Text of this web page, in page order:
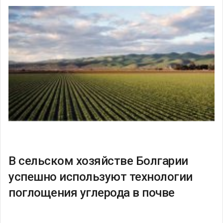
В сельском хозяйстве Болгарии
успешно используют технологии
поглощения углерода в почве